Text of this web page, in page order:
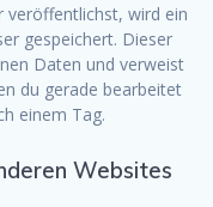
veröffentlichst, wird ein
gespeichert. Dieser
Daten und verweist
du gerade bearbeitet
einem Tag.
Websites